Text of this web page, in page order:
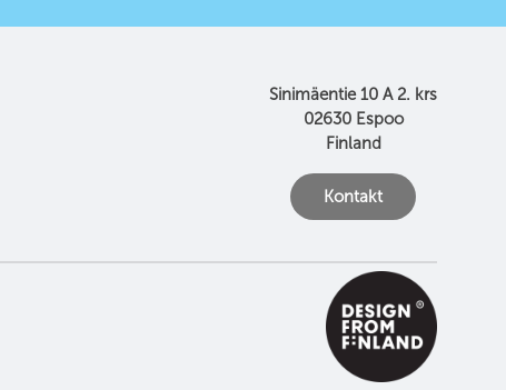
Sinimäentie 10 A 2. krs
02630 Espoo
Finland
Kontakt